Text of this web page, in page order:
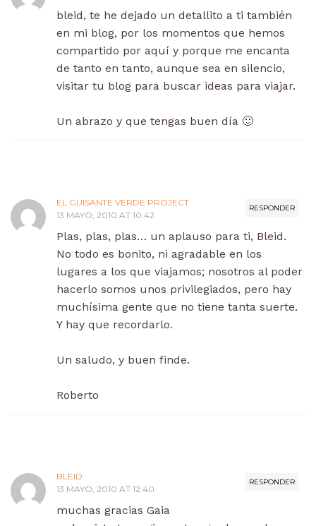
bleid, te he dejado un detallito a ti también
en mi blog, por los momentos que hemos
compartido por aquí y porque me encanta
de tanto en tanto, aunque sea en silencio,
visitar tu blog para buscar ideas para viajar.
Un abrazo y que tengas buen día 🙂
RESPONDER
EL GUISANTE VERDE PROJECT
13 MAYO, 2010 AT 10:42
Plas, plas, plas… un aplauso para ti, Bleid.
No todo es bonito, ni agradable en los
lugares a los que viajamos; nosotros al poder
hacerlo somos unos privilegiados, pero hay
muchísima gente que no tiene tanta suerte.
Y hay que recordarlo.
Un saludo, y buen finde.
Roberto
RESPONDER
BLEID
13 MAYO, 2010 AT 12:40
muchas gracias Gaia